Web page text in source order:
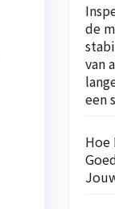
de
van
een
Hoe